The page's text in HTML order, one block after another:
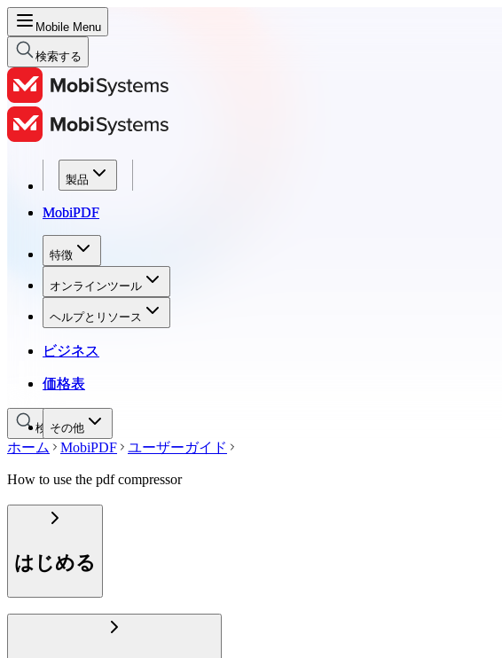
Mobile Menu
検索する
製品
MobiPDF
特徴
オンラインツール
ヘルプとリソース
ビジネス
価格表
その他
製品
MobiPDF
特徴
オンラインツール
ヘルプとリソース
ビジネス
価格表
検索する
ホーム MobiPDF ユーザーガイド
How to use the pdf compressor
はじめる